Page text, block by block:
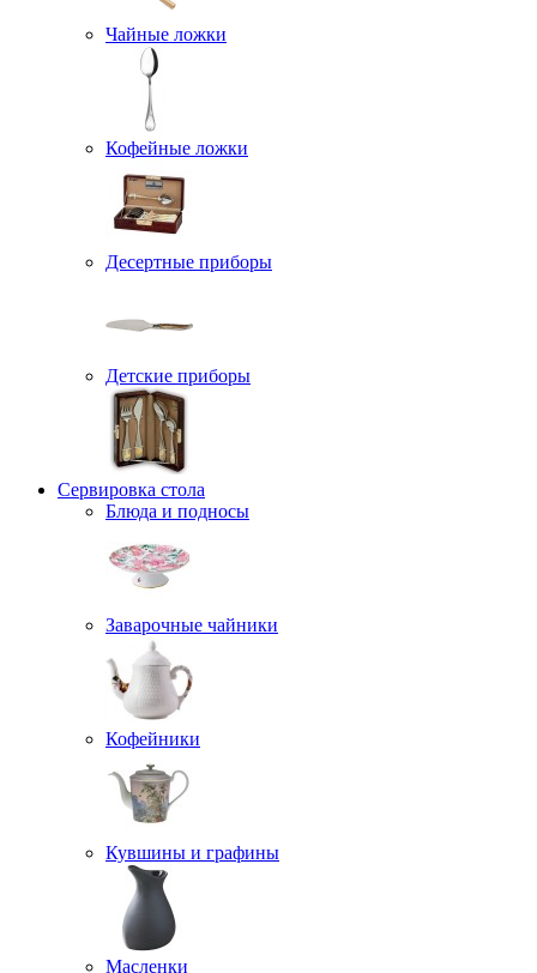
Чайные ложки
Кофейные ложки
Десертные приборы
Детские приборы
Сервировка стола
Блюда и подносы
Заварочные чайники
Кофейники
Кувшины и графины
Масленки